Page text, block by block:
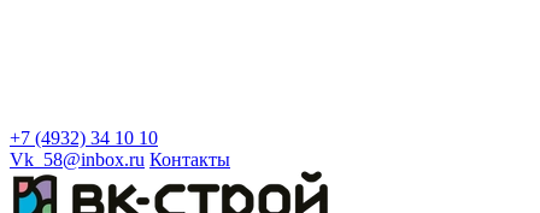
+7 (4932) 34 10 10
Vk_58@inbox.ru Контакты